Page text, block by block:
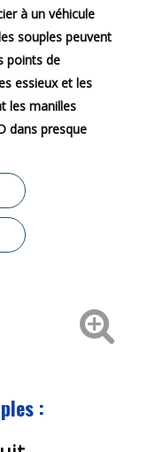
à un véhicule
souples peuvent
points de
essieux et les
les manilles
dans presque
: